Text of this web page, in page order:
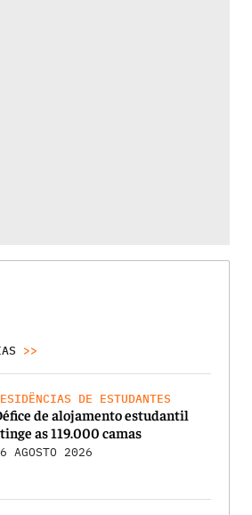
>>
DE ESTUDANTES
de alojamento estudantil
as 119.000 camas
AGOSTO 2026